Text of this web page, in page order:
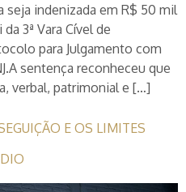
indenizada em R$ 50 mil
3ª Vara Cível de
para Julgamento com
sentença reconheceu que
verbal, patrimonial e […]
E OS LIMITES